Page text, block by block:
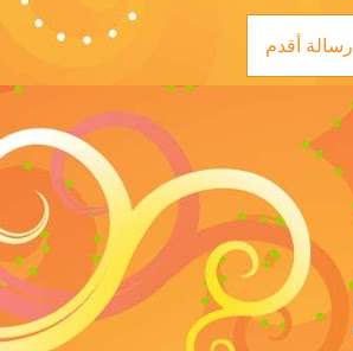
رسالة أقدم